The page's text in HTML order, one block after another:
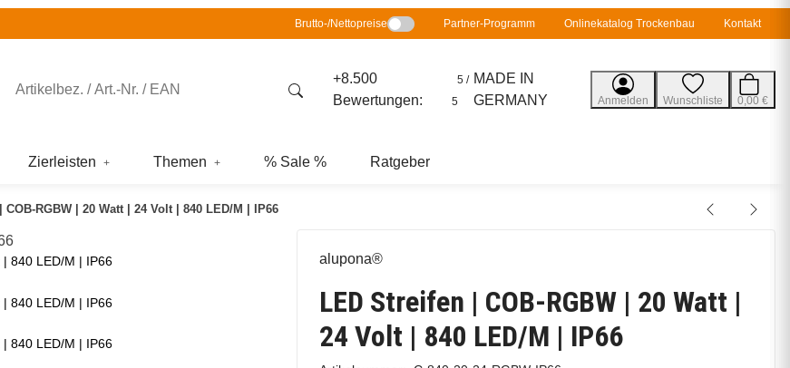
Brutto-/Nettopreise Partner-Programm Onlinekatalog Trockenbau Kontakt
+8.500
Bewertungen:
5 /
5
MADE IN
GERMANY
Anmelden Wunschliste 0,00 €
Zierleisten Themen % Sale % Ratgeber
COB-RGBW | 20 Watt | 24 Volt | 840 LED/M | IP66
alupona®
LED Streifen | COB-RGBW | 20 Watt |
24 Volt | 840 LED/M | IP66
| 840 LED/M | IP66
| 840 LED/M | IP66
| 840 LED/M | IP66